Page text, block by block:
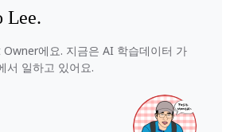
Lee.
에요. 지금은 AI 학습데이터 가
서 일하고 있어요.